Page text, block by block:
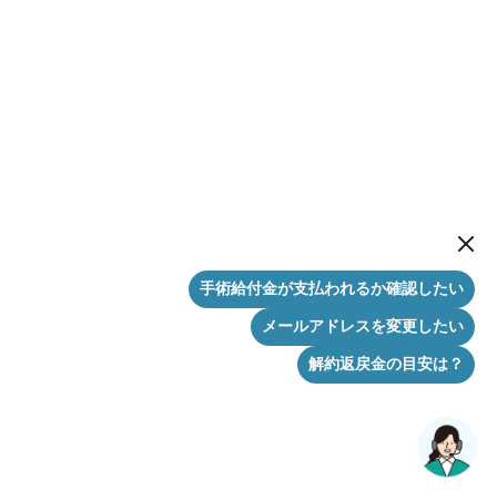
New
手術給付金が支払われるか確認したい
メールアドレスを変更したい
解約返戻金の目安は？